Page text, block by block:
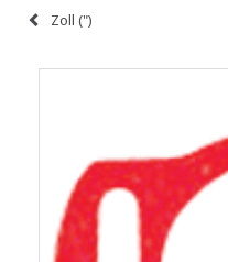
Zoll (")